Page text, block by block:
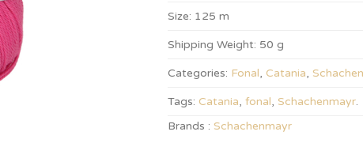
Size: 125 m
Shipping Weight: 50 g
Categories: Fonal,Catania,
Tags: Catania,fonal, Schachenmayr.
Brands : Schachenmayr